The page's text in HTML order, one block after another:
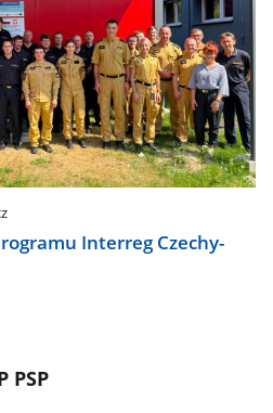
Interreg Czechy-
PSP